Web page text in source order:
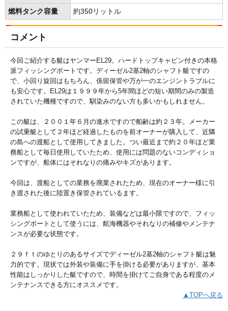
燃料タンク容量 約350リットル
コメント
今回ご紹介する艇はヤンマーEL29。ハードトップキャビン付きの本格
派フィッシングボートです。ディーゼル2基2軸のシャフト艇ですの
で、小回り旋回はもちろん、係留保管や万が一のエンジントラブルに
も安心です。EL29は１９９９年から5年間ほどの短い期間のみの製造
されていた機種ですので、馴染みのない方も多いかもしれません。
この艇は、２００１年６月の進水ですので船齢は約２３年。メーカー
の試乗艇として２年ほど経過したものを前オーナーが購入して、近隣
の島への渡船として使用してきました。つい最近まで約２０年ほど業
務船として毎日使用していたため、使用には問題のないコンディショ
ンですが、船体にはそれなりの痛みやキズがあります。
今回は、渡船としての業務を廃業されたため、現在のオーナー様に引
き渡された後に陸置き保管されているます。
業務船として使われていたため、装備などは最小限ですので、フィッ
シングボートとして使うには、航海機器やそれなりの補修やメンテナ
ンスが必要な状態です。
２９ｆｔのゆとりのあるサイズでディーゼル2基2軸のシャフト艇は魅
力的です。現状では外装や装備に手を掛ける必要がありますが、基本
性能はしっかりした艇ですので、時間を掛けてご自身である程度のメ
ンテナンスできる方にオススメです。
▲TOPへ戻る